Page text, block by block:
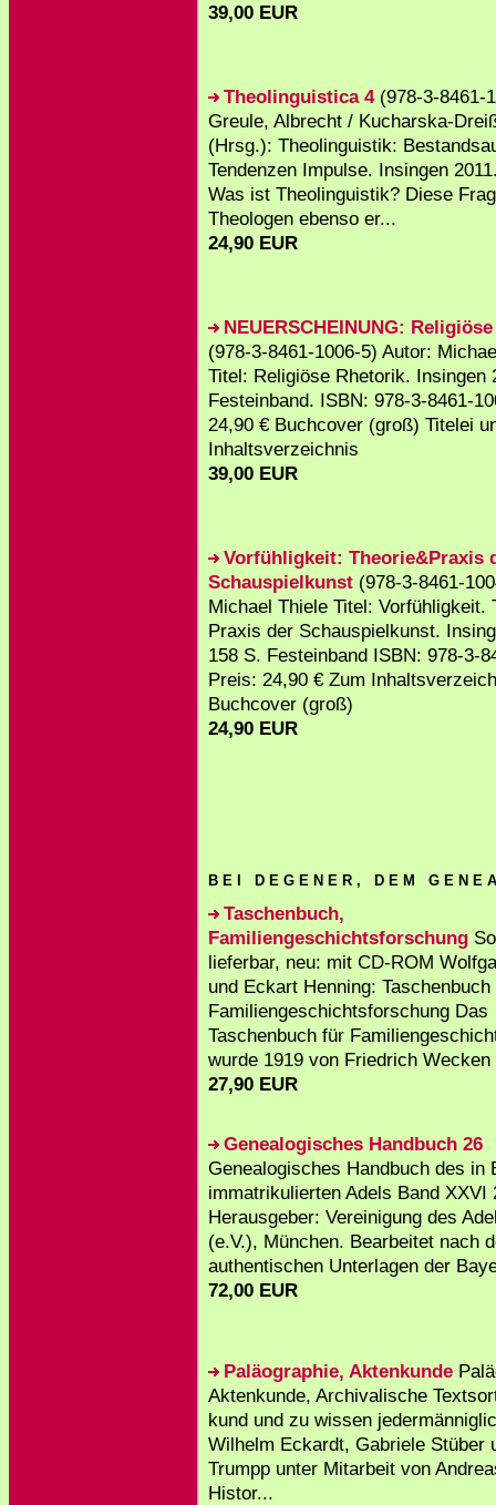
39,00 EUR
Theolinguistica 4(978-3-8461-
Greule, Albrecht / Kucharska-
(Hrsg.): Theolinguistik:
Tendenzen Impulse. Insingen
Was ist Theolinguistik? Diese
Theologen ebenso er...
24,90 EUR
NEUERSCHEINUNG:
(978-3-8461-1006-5) Autor:
Titel: Religiöse Rhetorik. Insingen
Festeinband. ISBN: 978-3-8461-
24,90 € Buchcover (groß) Titelei
Inhaltsverzeichnis
39,00 EUR
Vorfühligkeit: Theorie&Praxis
Schauspielkunst (978-3-8461-
Michael Thiele Titel: Vorfühligkeit.
Praxis der Schauspielkunst.
158 S. Festeinband ISBN: 978-3-
Preis: 24,90 € Zum
Buchcover (groß)
24,90 EUR
B E I D E G E N E R , D E M G E N E
Taschenbuch,
Familiengeschichtsforschung
lieferbar, neu: mit CD-ROM
und Eckart Henning: Taschenbuch
Familiengeschichtsforschung Das
Taschenbuch für
wurde 1919 von Friedrich Wecken
27,90 EUR
Genealogisches Handbuch 26
Genealogisches Handbuch des in
immatrikulierten Adels Band XXVI
Herausgeber: Vereinigung des
(e.V.), München. Bearbeitet nach
authentischen Unterlagen der
72,00 EUR
Paläographie, Aktenkunde
Aktenkunde, Archivalische
kund und zu wissen
Wilhelm Eckardt, Gabriele Stüber
Trumpp unter Mitarbeit von
Histor...